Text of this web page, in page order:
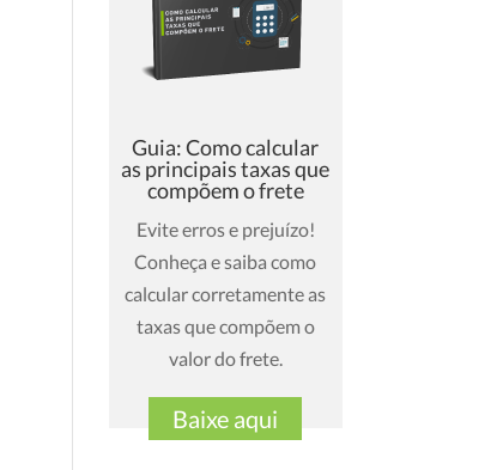
Guia: Como calcular
as principais taxas que
compõem o frete
Evite erros e prejuízo!
Conheça e saiba como
calcular corretamente as
taxas que compõem o
valor do frete.
Baixe aqui